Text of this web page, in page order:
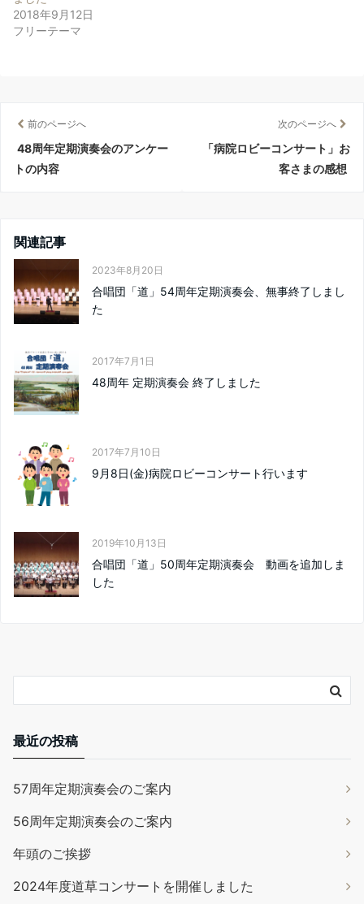
ウ
で
開
き
(
新
き
す
)
2018年9月12日
フリーテーマ
前のページへ
48周年定期演奏会のアンケー
トの内容
次のページへ
「病院ロビーコンサート」お
客さまの感想
関連記事
2023年8月20日
合唱団「道」54周年定期演奏会、無事終了しまし
た
2017年7月1日
48周年 定期演奏会 終了しました
2017年7月10日
9月8日(金)病院ロビーコンサート行います
2019年10月13日
合唱団「道」50周年定期演奏会 動画を追加しま
した
最近の投稿
57周年定期演奏会のご案内
56周年定期演奏会のご案内
年頭のご挨拶
2024年度道草コンサートを開催しました